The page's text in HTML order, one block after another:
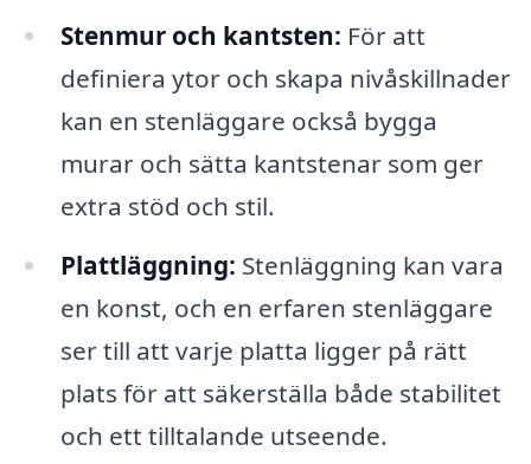
Stenmur och kantsten: För att
definiera ytor och skapa nivåskillnader
kan en stenläggare också bygga
murar och sätta kantstenar som ger
extra stöd och stil.
Plattläggning: Stenläggning kan vara
en konst, och en erfaren stenläggare
ser till att varje platta ligger på rätt
plats för att säkerställa både stabilitet
och ett tilltalande utseende.